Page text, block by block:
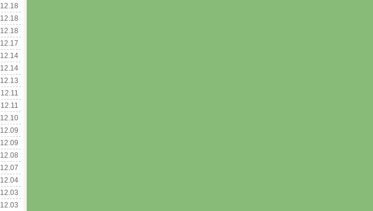
12.18
12.18
12.18
12.17
12.14
12.14
12.13
12.11
12.11
12.10
12.09
12.09
12.08
12.07
12.04
12.03
12.03